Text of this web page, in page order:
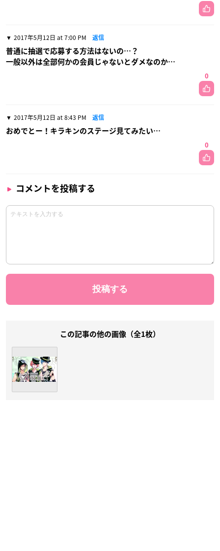
2017年5月12日 at 7:00 PM 返信
普通に抽選で応募する方法はないの…？
一般以外は全部何かの会員じゃないとダメなのか…
0
2017年5月12日 at 8:43 PM 返信
おめでとー！キラキンのステージ見てみたい…
0
コメントを投稿する
この記事の他の画像（全1枚）